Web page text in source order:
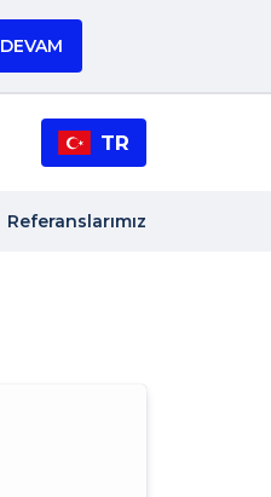
DEVAM
TR
Referanslarımız